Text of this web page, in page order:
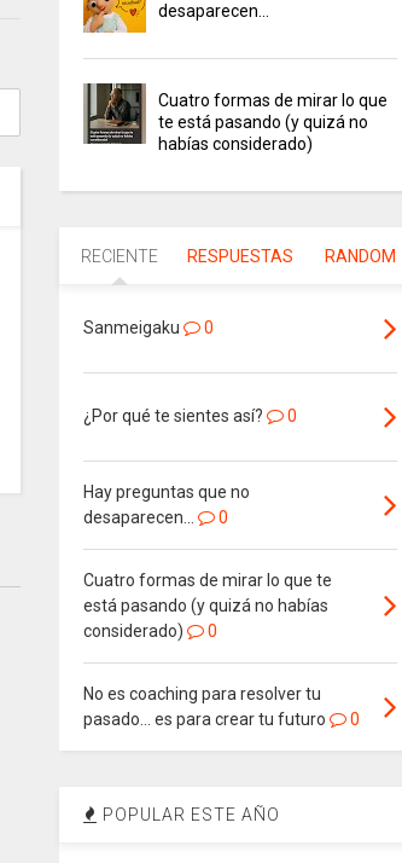
desaparecen…
Cuatro formas de mirar lo que
te está pasando (y quizá no
habías considerado)
RECIENTE RESPUESTAS RANDOM
Sanmeigaku 0
¿Por qué te sientes así? 0
Hay preguntas que no
desaparecen…
0
Cuatro formas de mirar lo que te
está pasando (y quizá no habías
considerado)
0
No es coaching para resolver tu
pasado… es para crear tu futuro
0
POPULAR ESTE AÑO